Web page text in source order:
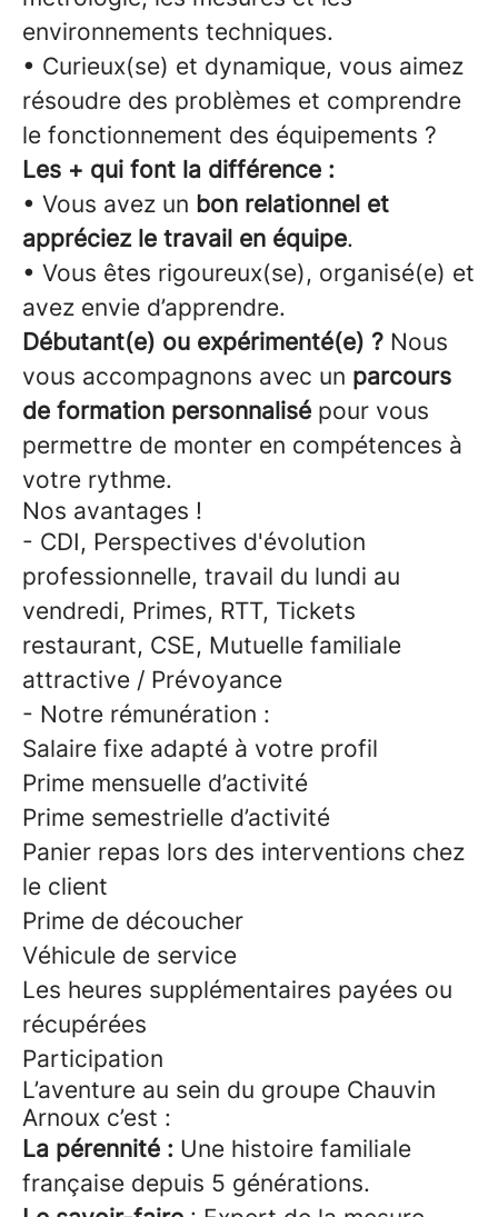
environnements techniques.
• Curieux(se) et dynamique, vous aimez
résoudre des problèmes et comprendre
le fonctionnement des équipements ?
Les + qui font la différence :
• Vous avez un bon relationnel et
appréciez le travail en équipe.
• Vous êtes rigoureux(se), organisé(e) et
avez envie d’apprendre.
Débutant(e) ou expérimenté(e) ? Nous
vous accompagnons avec un parcours
de formation personnalisé pour vous
permettre de monter en compétences à
votre rythme.
Nos avantages !
- CDI, Perspectives d'évolution
professionnelle, travail du lundi au
vendredi, Primes, RTT, Tickets
restaurant, CSE, Mutuelle familiale
attractive / Prévoyance
- Notre rémunération :
Salaire fixe adapté à votre profil
Prime mensuelle d’activité
Prime semestrielle d’activité
Panier repas lors des interventions chez
le client
Prime de découcher
Véhicule de service
Les heures supplémentaires payées ou
récupérées
Participation
L’aventure au sein du groupe Chauvin
Arnoux c’est :
La pérennité : Une histoire familiale
française depuis 5 générations.